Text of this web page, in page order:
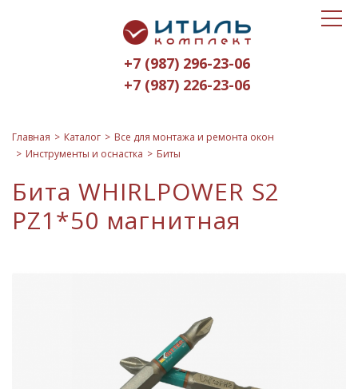
Итиль-
Комплект
logo
+7 (987) 296-23-06
+7 (987) 226-23-06
Toggle
Главная Каталог
Все для монтажа и ремонта окон
Инструменты и оснастка
Биты
Бита WHIRLPOWER S2
PZ1*50 магнитная